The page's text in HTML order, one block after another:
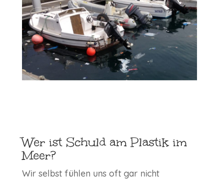
Wer ist Schuld am Plastik im
Meer?
Wir selbst fühlen uns oft gar nicht